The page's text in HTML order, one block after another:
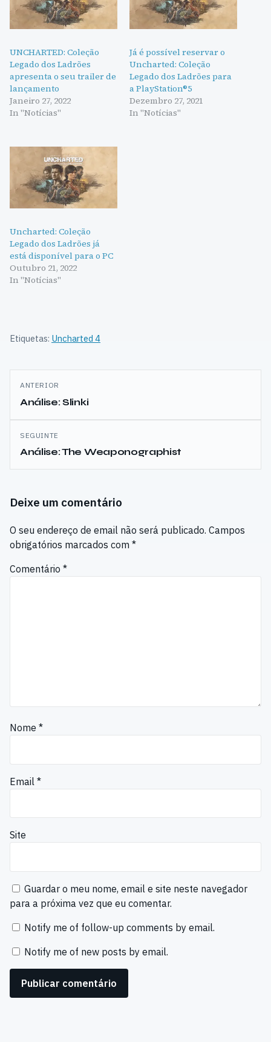
UNCHARTED: Coleção
Legado dos Ladrões
apresenta o seu trailer de
lançamento
Janeiro 27, 2022
In "Notícias"
Já é possível reservar o
Uncharted: Coleção
Legado dos Ladrões para
a PlayStation®5
Dezembro 27, 2021
In "Notícias"
Uncharted: Coleção
Legado dos Ladrões já
está disponível para o PC
Outubro 21, 2022
In "Notícias"
Etiquetas: Uncharted 4
Navegação
de
artigos
ANTERIOR
Análise: Slinki
SEGUINTE
Análise: The Weaponographist
Deixe um comentário
O seu endereço de email não será publicado. Campos
obrigatórios marcados com *
Comentário *
Nome *
Email *
Site
Guardar o meu nome, email e site neste navegador
para a próxima vez que eu comentar.
Notify me of follow-up comments by email.
Notify me of new posts by email.